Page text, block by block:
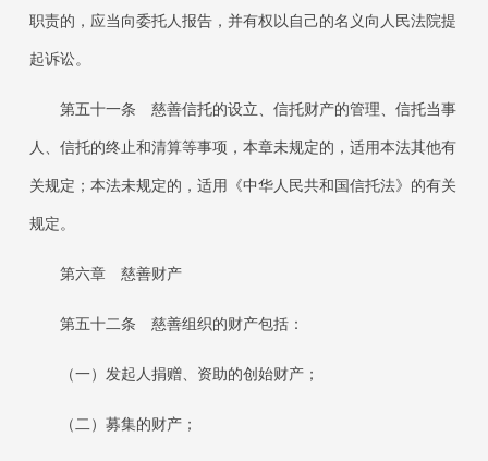
职责的，应当向委托人报告，并有权以自己的名义向人民法院提
起诉讼。
第五十一条 慈善信托的设立、信托财产的管理、信托当事
人、信托的终止和清算等事项，本章未规定的，适用本法其他有
关规定；本法未规定的，适用《中华人民共和国信托法》的有关
规定。
第六章 慈善财产
第五十二条 慈善组织的财产包括：
（一）发起人捐赠、资助的创始财产；
（二）募集的财产；